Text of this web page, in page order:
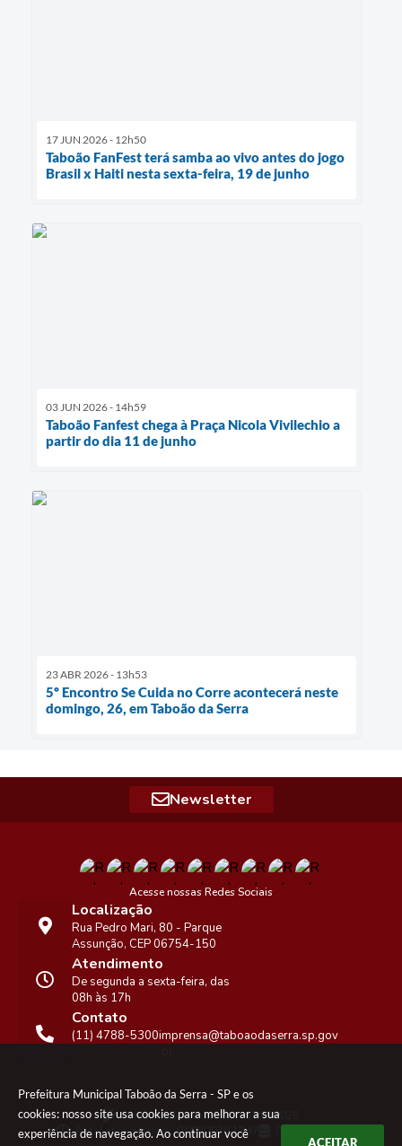
Prefeitura Municipal Taboão da Serra - SP e os
cookies: nosso site usa cookies para melhorar a sua
experiência de navegação. Ao continuar você
ACEITAR
17 JUN 2026 - 12h50
Taboão FanFest terá samba ao vivo antes do jogo
Brasil x Haiti nesta sexta-feira, 19 de junho
03 JUN 2026 - 14h59
Taboão Fanfest chega à Praça Nicola Vivilechio a
partir do dia 11 de junho
23 ABR 2026 - 13h53
5º Encontro Se Cuida no Corre acontecerá neste
domingo, 26, em Taboão da Serra
Newsletter
Acesse nossas Redes Sociais
Localização
Rua Pedro Mari, 80 - Parque
Assunção, CEP 06754-150
Contato
(11) 4788-5300imprensa@taboaodaserra.sp.gov
Atendimento
De segunda a sexta-feira, das
08h às 17h
Versão do Sistema:3.5.3 - 19/06/2026
Portal atualizado em:07/08/2026 17:47 Dados Abertos